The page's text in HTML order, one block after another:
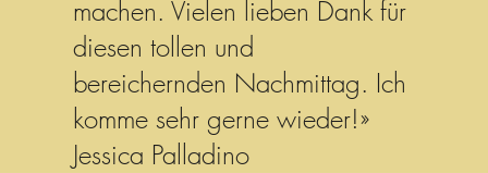
machen. Vielen lieben Dank für
diesen tollen und
bereichernden Nachmittag. Ich
komme sehr gerne wieder!»
Jessica Palladino